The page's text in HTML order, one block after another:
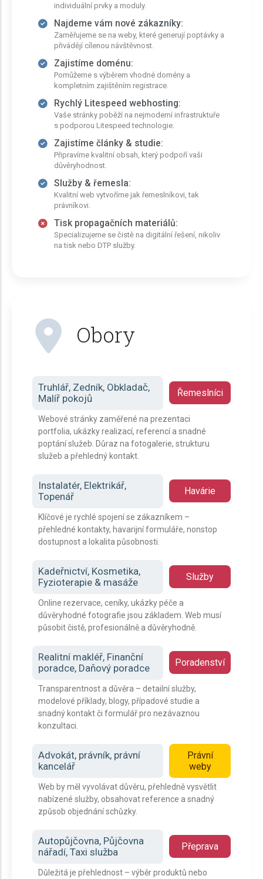
individuální prvky a moduly.
Najdeme vám nové zákazníky:
Zaměřujeme se na weby, které generují poptávky a
přivádějí cílenou návštěvnost.
Zajistíme doménu:
Pomůžeme s výběrem vhodné domény a
kompletním zajištěním registrace.
Rychlý Litespeed webhosting:
Vaše stránky poběží na nejmoderní infrastruktuře
s podporou Litespeed technologie.
Zajistíme články & studie:
Připravíme kvalitní obsah, který podpoří vaši
důvěryhodnost.
Služby & řemesla:
Kvalitní web vytvoříme jak řemeslníkovi, tak
právníkovi.
Tisk propagačních materiálů:
Specializujeme se čistě na digitální řešení, nikoliv
na tisk nebo DTP služby.
Obory
Truhlář, Zedník, Obkladač,
Malíř pokojů
Řemeslníci
Webové stránky zaměřené na prezentaci
portfolia, ukázky realizací, referencí a snadné
poptání služeb. Důraz na fotogalerie, strukturu
služeb a přehledný kontakt.
Instalatér, Elektrikář,
Topenář
Havárie
Klíčové je rychlé spojení se zákazníkem –
přehledné kontakty, havarijní formuláře, nonstop
dostupnost a lokalita působnosti.
Kadeřnictví, Kosmetika,
Fyzioterapie & masáže
Služby
Online rezervace, ceníky, ukázky péče a
důvěryhodné fotografie jsou základem. Web musí
působit čistě, profesionálně a důvěryhodně.
Realitní makléř, Finanční
poradce, Daňový poradce
Poradenství
Transparentnost a důvěra – detailní služby,
modelové příklady, blogy, případové studie a
snadný kontakt či formulář pro nezávaznou
konzultaci.
Advokát, právník, právní
kancelář
Právní
weby
Web by měl vyvolávat důvěru, přehledně vysvětlit
nabízené služby, obsahovat reference a snadný
způsob objednání schůzky.
Autopůjčovna, Půjčovna
nářadí, Taxi služba
Přeprava
Důležitá je přehlednost – výběr produktů nebo